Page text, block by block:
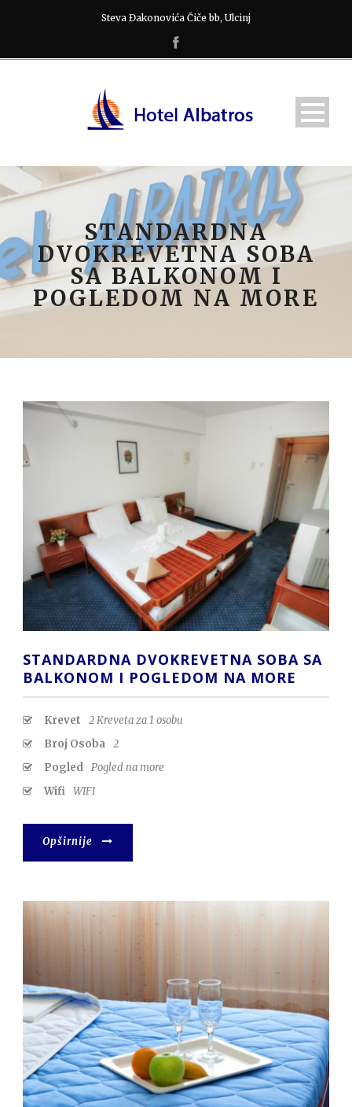
Steva Đakonovića Čiče bb, Ulcinj
STANDARDNA
DVOKREVETNA SOBA
SA BALKONOM I
POGLEDOM NA MORE
STANDARDNA DVOKREVETNA SOBA SA
BALKONOM I POGLEDOM NA MORE
Krevet
2 Kreveta za 1 osobu
Broj Osoba 2
Pogled Pogled na more
Wifi WIFI
Opširnije